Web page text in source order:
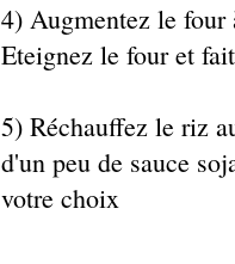
4) Augmentez le four
Eteignez le four et
5) Réchauffez le riz
d'un peu de sauce
votre choix